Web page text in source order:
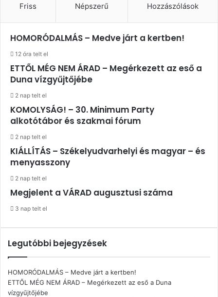
Friss Népszerű Hozzászólások
HOMORÓDALMÁS – Medve járt a kertben!
12 óra telt el
ETTŐL MÉG NEM ÁRAD – Megérkezett az eső a
Duna vízgyűjtőjébe
2 nap telt el
KOMOLYSÁG! – 30. Minimum Party
alkotótábor és szakmai fórum
2 nap telt el
KIÁLLÍTÁS – Székelyudvarhelyi és magyar – és
menyasszony
2 nap telt el
Megjelent a VÁRAD augusztusi száma
3 nap telt el
Legutóbbi bejegyzések
HOMORÓDALMÁS – Medve járt a kertben!
ETTŐL MÉG NEM ÁRAD – Megérkezett az eső a Duna
vízgyűjtőjébe